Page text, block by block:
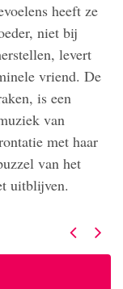
heeft ze
niet bij
levert
vriend. De
is een
van
met haar
van het
uitblijven.